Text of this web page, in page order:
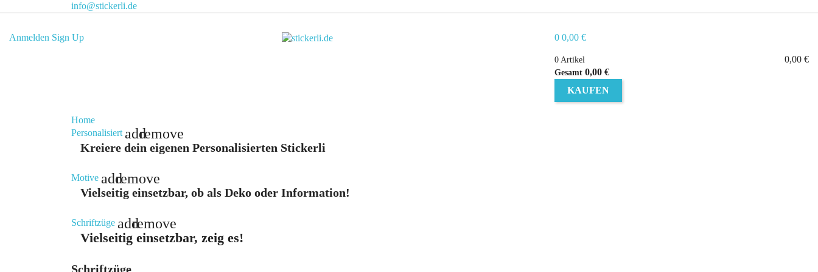
info@stickerli.de
Anmelden Sign Up 0 0,00 €
0 Artikel 0,00 €
Gesamt 0,00 €
KAUFEN
Home
Personalisiert addremove
Kreiere dein eigenen Personalisierten Stickerli
Motive addremove
Vielseitig einsetzbar, ob als Deko oder Information!
Schriftzüge addremove
Vielseitig einsetzbar, zeig es!
Schriftzüge